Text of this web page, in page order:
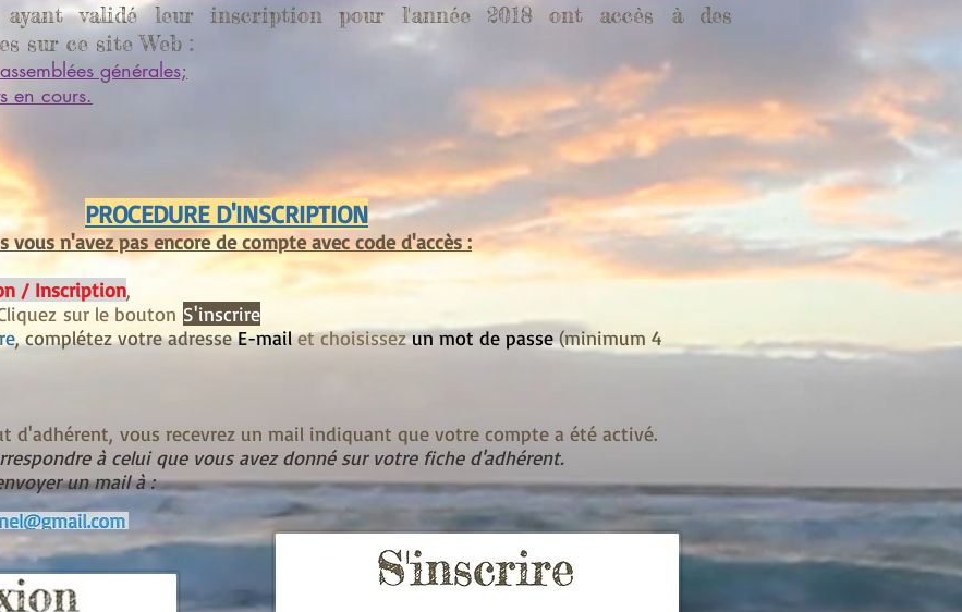
validé leur inscription pour l'année 2018 ont accès à des
sur ce site Web :
générales;
en cours.
PROCEDURE D'INSCRIPTION
vous n'avez pas encore de compte avec code d'accès :
/ Inscription,
sur le bouton S'inscrire
, complétez votre adresse E-mailet choisissezun mot de passe (minimum 4
d'adhérent, vous recevrez un mail indiquant que votre compte a été activé.
à celui que vous avez donné sur votre fiche d'adhérent.
un mail à :